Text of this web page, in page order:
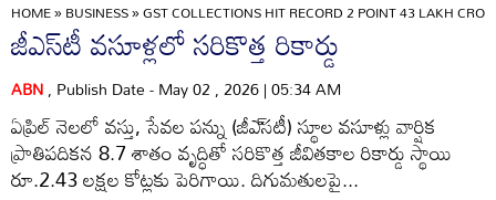
HOME»BUSINESS»GST COLLECTIONS HIT RECORD 2 POINT 43 LAKH
జీఎస్‌టీ వసూళ్లలో సరికొత్త రికార్డు
ABN, Publish Date - May 02 , 2026 | 05:34 AM
ఏప్రిల్‌ నెలలో వస్తు, సేవల పన్ను (జీఎ్‌సటీ) స్థూల వసూళ్లు వార్షిక
ప్రాతిపదికన 8.7 శాతం వృద్ధితో సరికొత్త జీవితకాల రికార్డు స్థాయి
రూ.2.43 లక్షల కోట్లకు పెరిగాయి. దిగుమతులపై...